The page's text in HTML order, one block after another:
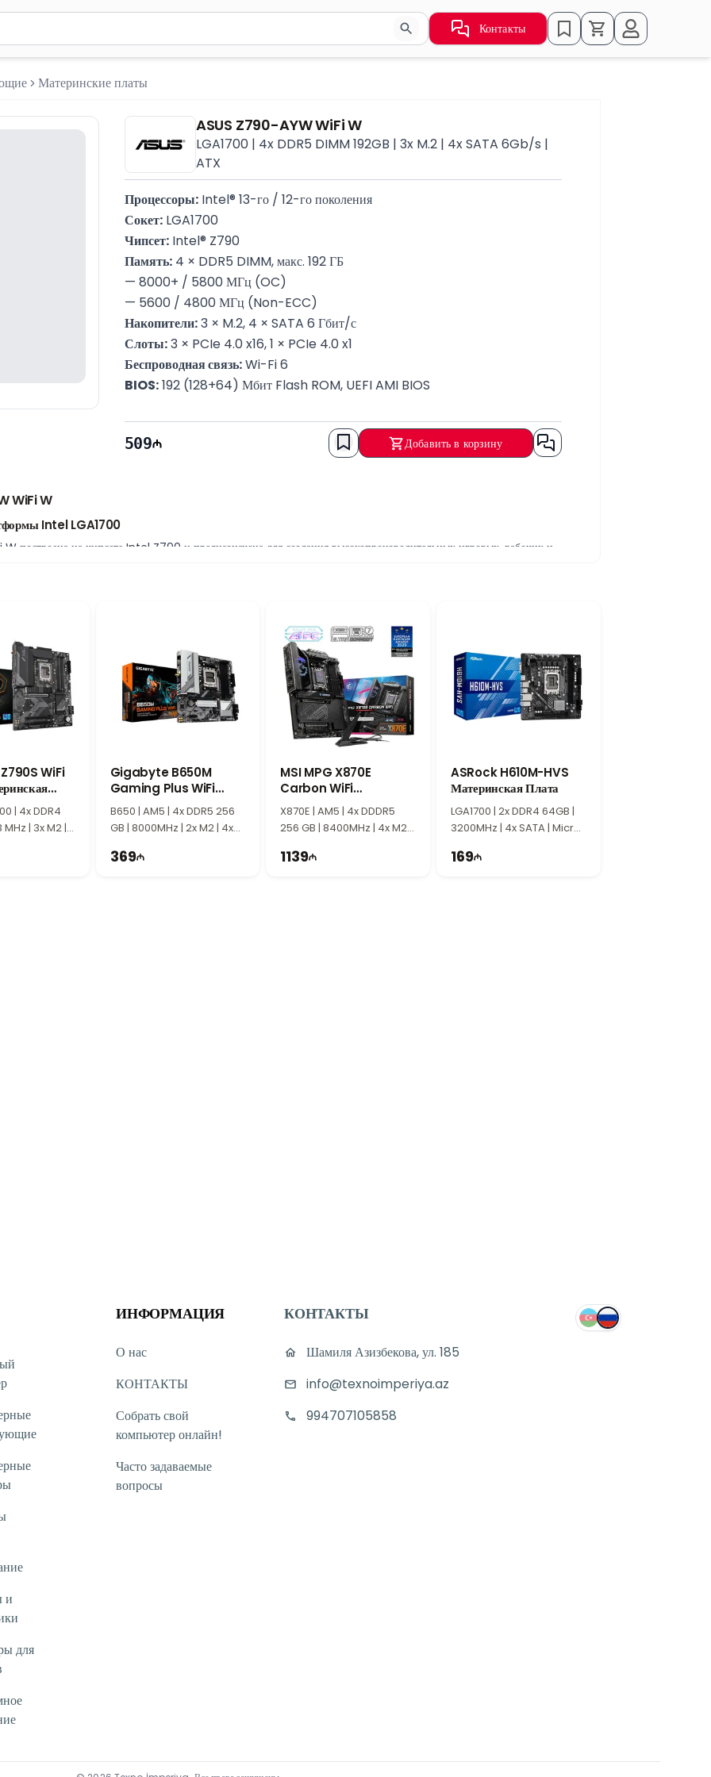
2 символа для поиска. Нажмите Enter для отправки или используйте стрелки для навигации по результатам.
Контакты
Материнские платы
ASUS Z790-AYW WiFi W
LGA1700 | 4x DDR5 DIMM 192GB | 3x M.2 | 4x SATA 6Gb/s |
ATX
Процессоры: Intel® 13-го / 12-го поколения
Сокет: LGA1700
Чипсет: Intel® Z790
Память: 4 × DDR5 DIMM, макс. 192 ГБ
— 8000+ / 5800 МГц (OC)
— 5600 / 4800 МГц (Non-ECC)
Накопители: 3 × M.2, 4 × SATA 6 Гбит/с
Слоты: 3 × PCIe 4.0 x16, 1 × PCIe 4.0 x1
Беспроводная связь: Wi-Fi 6
BIOS: 192 (128+64) Мбит Flash ROM, UEFI AMI BIOS
Гарантия: 12 месяцев
509 Добавить в корзину
WiFi W
Intel LGA1700
построена на чипсете Intel Z790 и предназначена для создания высокопроизводительных игровых, рабочих и
с поддержкой до 192 ГБ оперативной памяти. Три разъема M.2 позволяют устанавливать высокоскоростные
подключение дополнительных SSD и HDD накопителей, предоставляя широкие возможности для
и стабильное беспроводное подключение. Совместимость с процессорами Intel LGA1700, форм-фактор
делают ASUS Z790-AYW WiFi W отличным выбором для игровых компьютеров, профессиональных рабочих
конструкция и современные технологии обеспечивают стабильную основу для производительной
WiFi
| 4x DDR4
MHz | 3x M2 |
Gigabyte B650M
Gaming Plus WiFi
Материнская Плата
B650 | AM5 | 4x DDR5 256
GB | 8000MHz | 2x M2 | 4x
369
MSI MPG X870E
Carbon WiFi
Материнская Плата
X870E | AM5 | 4x DDDR5
256 GB | 8400MHz | 4x M2 |
1139
ASRock H610M-HVS
Материнская Плата
LGA1700​​​​​​​ | 2x DDR4 64GB |
3200MHz | 4x SATA | Micro
169
и
для
ИНФОРМАЦИЯ
О нас
КОНТАКТЫ
Собрать свой
компьютер онлайн!
Часто задаваемые
вопросы
КОНТАКТЫ
Шамиля Азизбекова, ул. 185
info@texnoimperiya.az
994707105858